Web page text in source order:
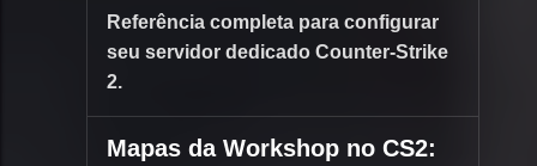
Referência completa para configurar
seu servidor dedicado Counter-Strike
2.
Mapas da Workshop no CS2: